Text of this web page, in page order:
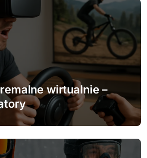
wirtualnie –